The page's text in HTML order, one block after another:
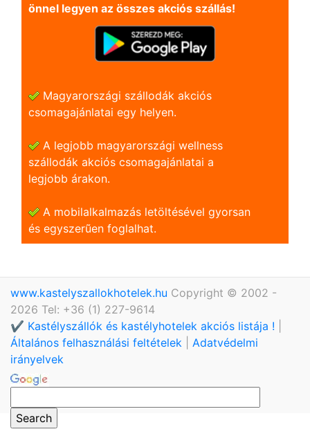
önnel legyen az összes akciós szállás!
Magyarországi szállodák akciós
csomagajánlatai egy helyen.
A legjobb magyarországi wellness
szállodák akciós csomagajánlatai a
legjobb árakon.
A mobilalkalmazás letöltésével gyorsan
és egyszerũen foglalhat.
www.kastelyszallokhotelek.hu Copyright © 2002 -
2026 Tel: +36 (1) 227-9614
✔️ Kastélyszállók és kastélyhotelek akciós listája !
Általános felhasználási feltételek
Adatvédelmi
irányelvek